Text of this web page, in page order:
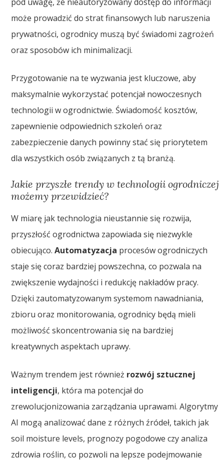
może prowadzić do strat finansowych lub naruszenia
prywatności, ogrodnicy muszą być świadomi zagrożeń
oraz sposobów ich minimalizacji.
Przygotowanie na te wyzwania jest kluczowe, aby
maksymalnie wykorzystać potencjał nowoczesnych
technologii w ogrodnictwie. Świadomość kosztów,
zapewnienie odpowiednich szkoleń oraz
zabezpieczenie danych powinny stać się priorytetem
dla wszystkich osób związanych z tą branżą.
Jakie przyszłe trendy w technologii ogrodniczej
możemy przewidzieć?
W miarę jak technologia nieustannie się rozwija,
przyszłość ogrodnictwa zapowiada się niezwykle
obiecująco.Automatyzacja procesów ogrodniczych
staje się coraz bardziej powszechna, co pozwala na
zwiększenie wydajności i redukcję nakładów pracy.
Dzięki zautomatyzowanym systemom nawadniania,
zbioru oraz monitorowania, ogrodnicy będą mieli
możliwość skoncentrowania się na bardziej
kreatywnych aspektach uprawy.
Ważnym trendem jest również rozwój sztucznej
inteligencji, która ma potencjał do
zrewolucjonizowania zarządzania uprawami. Algorytmy
AI mogą analizować dane z różnych źródeł, takich jak
soil moisture levels, prognozy pogodowe czy analiza
zdrowia roślin, co pozwoli na lepsze podejmowanie